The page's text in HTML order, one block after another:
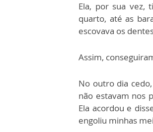
Ela, por sua vez,
quarto, até as
escovava os
Assim,
No outro dia
não estavam nos
Ela acordou e
engoliu minhas